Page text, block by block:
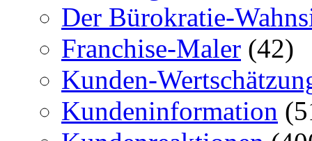
Der Bürokratie-
Franchise-Maler (42)
Kunden-
Kundeninformation